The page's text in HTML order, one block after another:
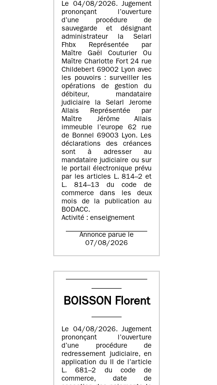
Le 04/08/2026. Jugement
prononçant l’ouverture
d’une procédure de
sauvegarde et désignant
administrateur la Selarl
Fhbx Représentée par
Maître Gaël Couturier Ou
Maître Charlotte Fort 24 rue
Childebert 69002 Lyon avec
les pouvoirs : surveiller les
opérations de gestion du
débiteur, mandataire
judiciaire la Selarl Jerome
Allais Représentée par
Maître Jérôme Allais
immeuble l’europe 62 rue
de Bonnel 69003 Lyon. Les
déclarations des créances
sont à adresser au
mandataire judiciaire ou sur
le portail électronique prévu
par les articles L. 814–2 et
L. 814–13 du code de
commerce dans les deux
mois de la publication au
BODACC.
Activité : enseignement
Annonce parue le
07/08/2026
BOISSON Florent
Le 04/08/2026. Jugement
prononçant l’ouverture
d’une procédure de
redressement judiciaire, en
application du II de l’article
L. 681–2 du code de
commerce, date de